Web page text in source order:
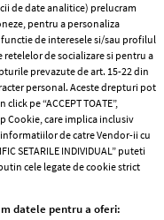
si conditii
de
de cookies
de date analitice) prelucram
pentru a personaliza
de interesele si/sau profilul
de socializare si pentru a
prevazute de art. 15-22 din
personal. Aceste drepturi pot
click pe “ACCEPT TOATE”,
Cookie, care implica inclusiv
de catre Vendor-ii cu
SETARILE INDIVIDUAL” puteti
cele legate de cookie strict
datele pentru a oferi: